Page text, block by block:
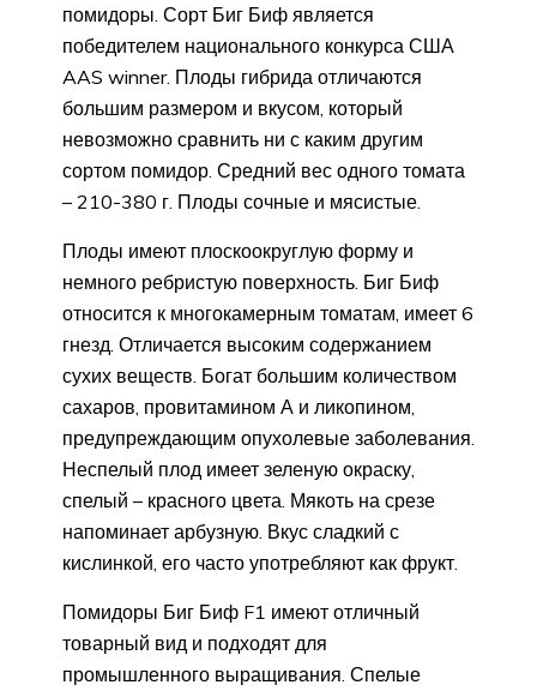
помидоры. Сорт Биг Биф является
победителем национального конкурса США
AAS winner. Плоды гибрида отличаются
большим размером и вкусом, который
невозможно сравнить ни с каким другим
сортом помидор. Средний вес одного томата
– 210-380 г. Плоды сочные и мясистые.
Плоды имеют плоскоокруглую форму и
немного ребристую поверхность. Биг Биф
относится к многокамерным томатам, имеет 6
гнезд. Отличается высоким содержанием
сухих веществ. Богат большим количеством
сахаров, провитамином А и ликопином,
предупреждающим опухолевые заболевания.
Неспелый плод имеет зеленую окраску,
спелый – красного цвета. Мякоть на срезе
напоминает арбузную. Вкус сладкий с
кислинкой, его часто употребляют как фрукт.
Помидоры Биг Биф F1 имеют отличный
товарный вид и подходят для
промышленного выращивания. Спелые